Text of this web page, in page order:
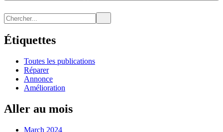
Étiquettes
Toutes les publications
Réparer
Annonce
Amélioration
Aller au mois
March 2024